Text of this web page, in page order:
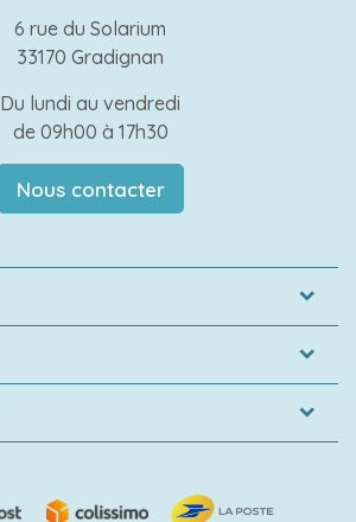
6 rue du Solarium
33170 Gradignan
Du lundi au vendredi
de 09h00 à 17h30
Nous contacter